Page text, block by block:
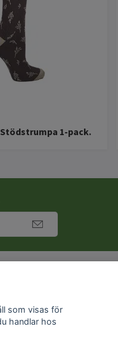
Stödstrumpa 1-pack.
som visas för
handlar hos